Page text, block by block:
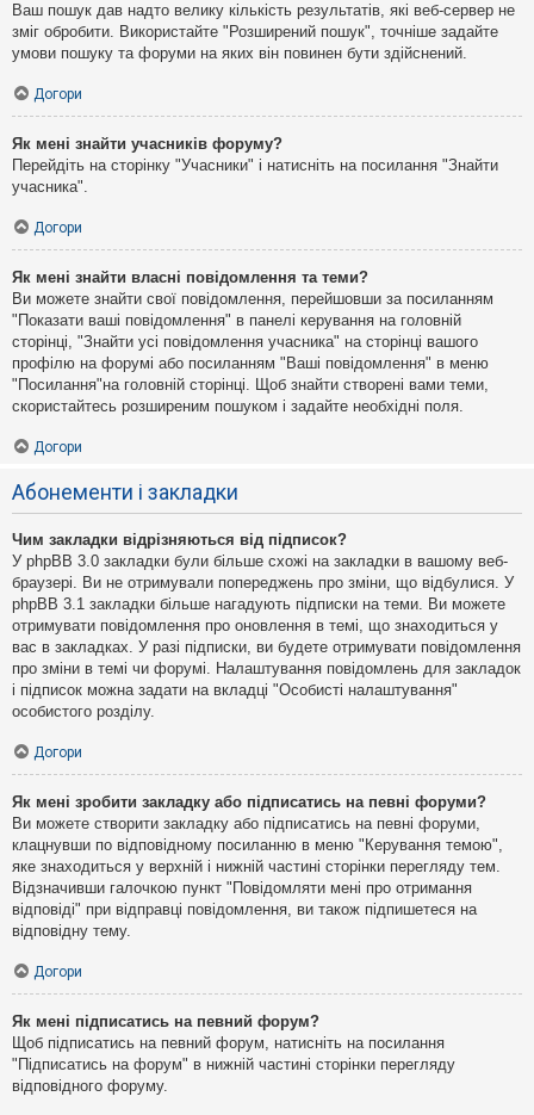
Ваш пошук дав надто велику кількість результатів, які веб-сервер не
зміг обробити. Використайте "Розширений пошук", точніше задайте
умови пошуку та форуми на яких він повинен бути здійснений.
Догори
Як мені знайти учасників форуму?
Перейдіть на сторінку "Учасники" і натисніть на посилання "Знайти
учасника".
Догори
Як мені знайти власні повідомлення та теми?
Ви можете знайти свої повідомлення, перейшовши за посиланням
"Показати ваші повідомлення" в панелі керування на головній
сторінці, "Знайти усі повідомлення учасника" на сторінці вашого
профілю на форумі або посиланням "Ваші повідомлення" в меню
"Посилання"на головній сторінці. Щоб знайти створені вами теми,
скористайтесь розширеним пошуком і задайте необхідні поля.
Догори
Абонементи і закладки
Чим закладки відрізняються від підписок?
У phpBB 3.0 закладки були більше схожі на закладки в вашому веб-
браузері. Ви не отримували попереджень про зміни, що відбулися. У
phpBB 3.1 закладки більше нагадують підписки на теми. Ви можете
отримувати повідомлення про оновлення в темі, що знаходиться у
вас в закладках. У разі підписки, ви будете отримувати повідомлення
про зміни в темі чи форумі. Налаштування повідомлень для закладок
і підписок можна задати на вкладці "Особисті налаштування"
особистого розділу.
Догори
Як мені зробити закладку або підписатись на певні форуми?
Ви можете створити закладку або підписатись на певні форуми,
клацнувши по відповідному посиланню в меню "Керування темою",
яке знаходиться у верхній і нижній частині сторінки перегляду тем.
Відзначивши галочкою пункт "Повідомляти мені про отримання
відповіді" при відправці повідомлення, ви також підпишетеся на
відповідну тему.
Догори
Як мені підписатись на певний форум?
Щоб підписатись на певний форум, натисніть на посилання
"Підписатись на форум" в нижній частині сторінки перегляду
відповідного форуму.